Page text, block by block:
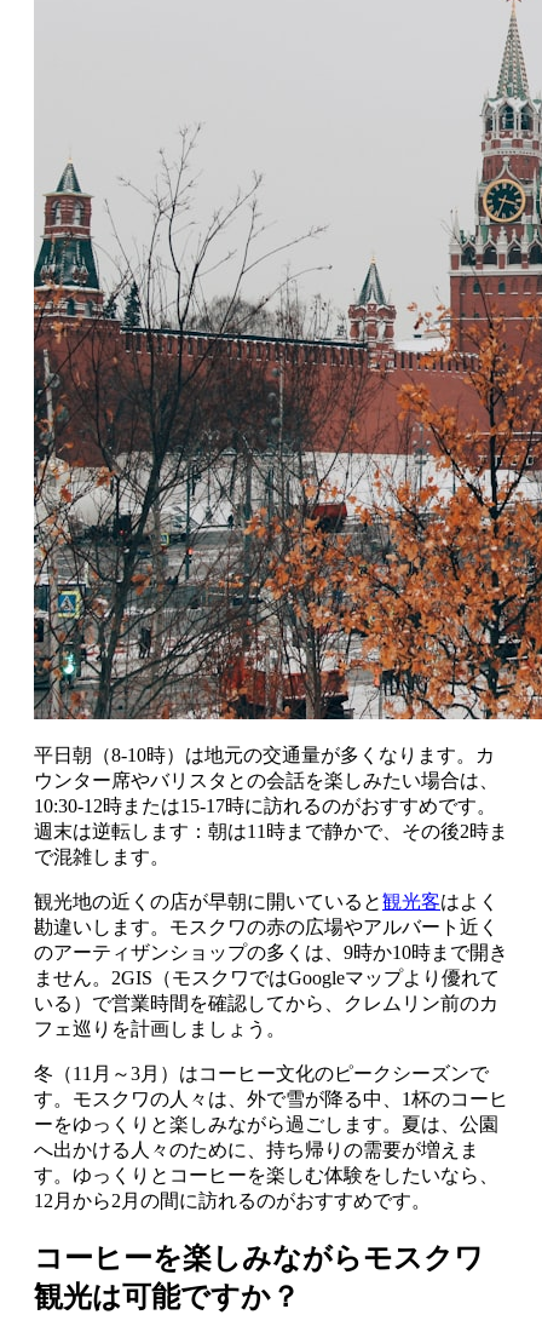
平日朝（8-10時）は地元の交通量が多くなります。カ
ウンター席やバリスタとの会話を楽しみたい場合は、
10:30-12時または15-17時に訪れるのがおすすめです。
週末は逆転します：朝は11時まで静かで、その後2時ま
で混雑します。
観光地の近くの店が早朝に開いていると観光客はよく
勘違いします。モスクワの赤の広場やアルバート近く
のアーティザンショップの多くは、9時か10時まで開き
ません。2GIS（モスクワではGoogleマップより優れて
いる）で営業時間を確認してから、クレムリン前のカ
フェ巡りを計画しましょう。
冬（11月～3月）はコーヒー文化のピークシーズンで
す。モスクワの人々は、外で雪が降る中、1杯のコーヒ
ーをゆっくりと楽しみながら過ごします。夏は、公園
へ出かける人々のために、持ち帰りの需要が増えま
す。ゆっくりとコーヒーを楽しむ体験をしたいなら、
12月から2月の間に訪れるのがおすすめです。
コーヒーを楽しみながらモスクワ
観光は可能ですか？